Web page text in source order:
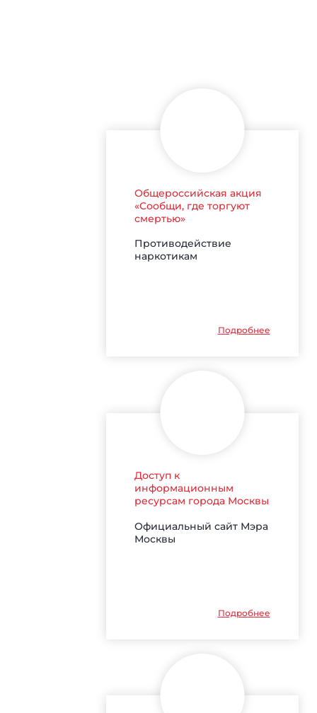
Общероссийская акция
«Сообщи, где торгуют
смертью»
Противодействие
наркотикам
Подробнее
Доступ к
информационным
ресурсам города Москвы
Официальный сайт Мэра
Москвы
Подробнее